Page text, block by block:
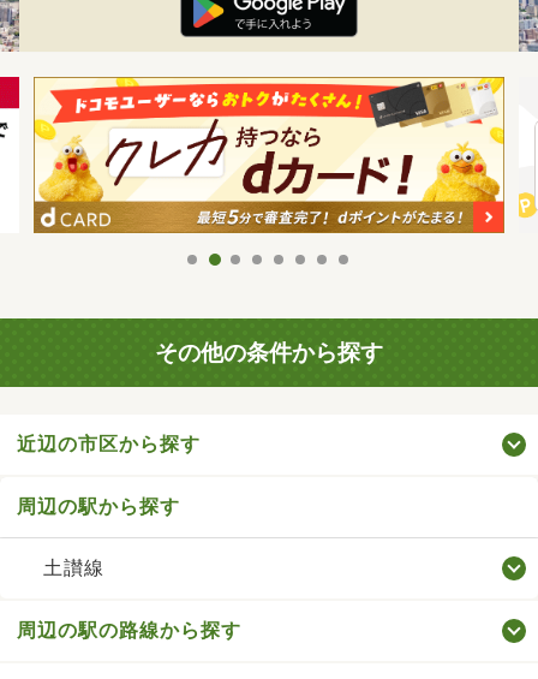
その他の条件から探す
近辺の市区から探す
周辺の駅から探す
土讃線
周辺の駅の路線から探す